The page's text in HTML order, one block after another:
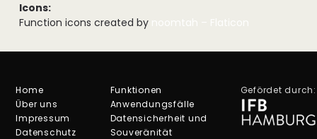
Icons:
Function icons created by noomtah – Flaticon
Home
Über uns
Impressum
Datenschutz
Funktionen
Anwendungsfälle
Datensicherheit und
Souveränität
Gefördet durch: